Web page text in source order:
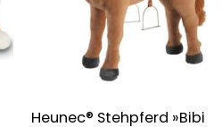
Heunec® Stehpferd »Bibi